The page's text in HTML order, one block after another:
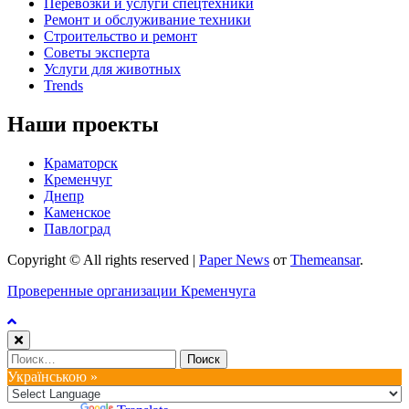
Перевозки и услуги спецтехники
Ремонт и обслуживание техники
Строительство и ремонт
Советы эксперта
Услуги для животных
Trends
Наши проекты
Краматорск
Кременчуг
Днепр
Каменское
Павлоград
Copyright © All rights reserved | Paper News от Themeansar.
Проверенные организации Кременчуга
Найти:
Українською »